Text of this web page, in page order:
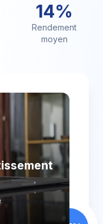
14%
Rendement
moyen